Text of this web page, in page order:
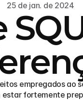
25 de jan. de 2024
empregados
fortemente